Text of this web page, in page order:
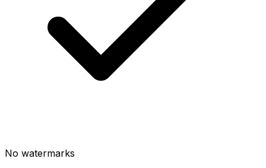
No watermarks